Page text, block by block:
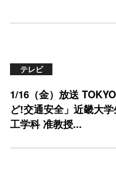
テレビ
1/16（金）放送
ど!交通安全」近畿大
工学科 准教授...